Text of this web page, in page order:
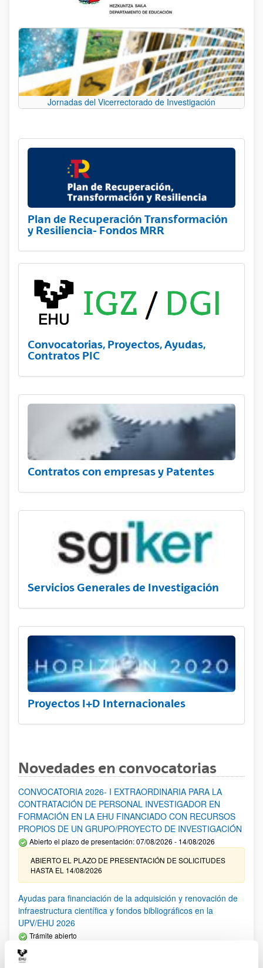
Jornadas del Vicerrectorado de Investigación
Plan de Recuperación Transformación
y Resiliencia- Fondos MRR
Convocatorias, Proyectos, Ayudas,
Contratos PIC
Contratos con empresas y Patentes
Servicios Generales de Investigación
Proyectos I+D Internacionales
Novedades en convocatorias
CONVOCATORIA 2026- I EXTRAORDINARIA PARA LA
CONTRATACIÓN DE PERSONAL INVESTIGADOR EN
FORMACIÓN EN LA EHU FINANCIADO CON RECURSOS
PROPIOS DE UN GRUPO/PROYECTO DE INVESTIGACIÓN
Abierto el plazo de presentación: 07/08/2026 - 14/08/2026
ABIERTO EL PLAZO DE PRESENTACIÓN DE SOLICITUDES
HASTA EL 14/08/2026
Ayudas para financiación de la adquisición y renovación de
infraestructura científica y fondos bibliográficos en la
UPV/EHU 2026
Trámite abierto